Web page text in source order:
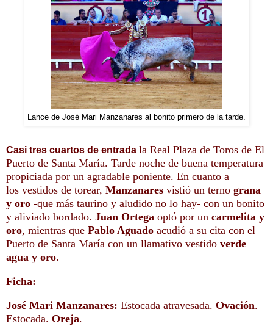
Lance de José Mari Manzanares al bonito primero de la tarde.
Casi tres cuartos de entrada la Real Plaza de Toros de El
Puerto de Santa María. Tarde noche de buena temperatura
propiciada por un agradable poniente. En cuanto a
los vestidos de torear, Manzanares vistió un terno grana
y oro -que más taurino y aludido no lo hay- con un bonito
y aliviado bordado. Juan Ortega optó por un carmelita y
oro, mientras que Pablo Aguado acudió a su cita con el
Puerto de Santa María con un llamativo vestido verde
agua y oro.
Ficha:
José Mari Manzanares: Estocada atravesada. Ovación.
Estocada. Oreja.